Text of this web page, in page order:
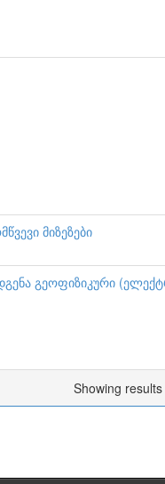
მიზეზები
გეოფიზიკური
Showing